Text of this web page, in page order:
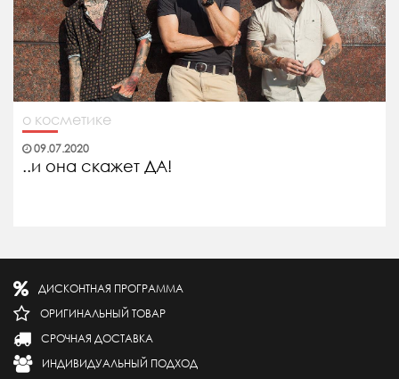
о косметике
09.07.2020
..и она скажет ДА!
ДИСКОНТНАЯ ПРОГРАММА
ОРИГИНАЛЬНЫЙ ТОВАР
СРОЧНАЯ ДОСТАВКА
ИНДИВИДУАЛЬНЫЙ ПОДХОД